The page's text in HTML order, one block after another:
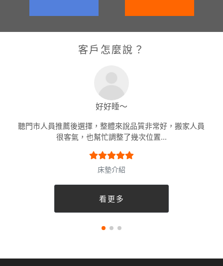
客戶怎麼說？
好好睡～
聽門市人員推薦後選擇，整體來說品質非常好，搬家人員
很客氣，也幫忙調整了幾次位置...
床墊介紹
看更多